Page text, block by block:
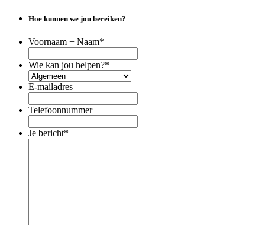
Hoe kunnen we jou bereiken?
Voornaam + Naam*
Wie kan jou helpen?*
E-mailadres
Telefoonnummer
Je bericht*